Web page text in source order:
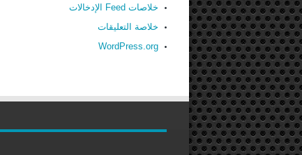
خلاصات Feed الإدخالات
خلاصة التعليقات
WordPress.org